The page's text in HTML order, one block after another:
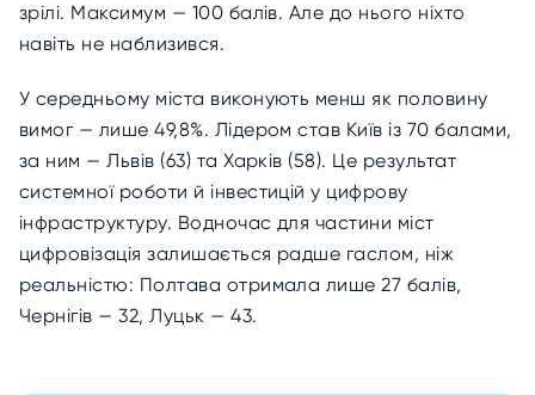
зрілі. Максимум — 100 балів. Але до нього ніхто
навіть не наблизився.
У середньому міста виконують менш як половину
вимог — лише 49,8%. Лідером став Київ із 70 балами,
за ним — Львів (63) та Харків (58). Це результат
системної роботи й інвестицій у цифрову
інфраструктуру. Водночас для частини міст
цифровізація залишається радше гаслом, ніж
реальністю: Полтава отримала лише 27 балів,
Чернігів — 32, Луцьк — 43.